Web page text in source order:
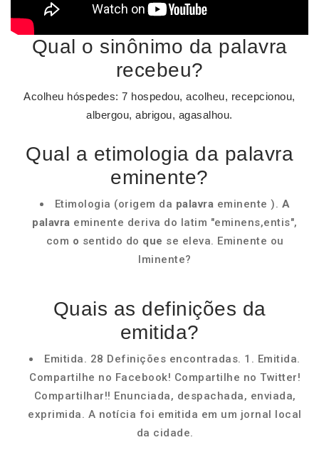
Qual o sinônimo da palavra
recebeu?
Acolheu hóspedes: 7 hospedou, acolheu, recepcionou,
albergou, abrigou, agasalhou.
Qual a etimologia da palavra
eminente?
Etimologia (origem da palavra eminente ). A
palavra eminente deriva do latim "eminens,entis",
com o sentido do que se eleva. Eminente ou
Iminente?
Quais as definições da
emitida?
Emitida. 28 Definições encontradas. 1. Emitida.
Compartilhe no Facebook! Compartilhe no Twitter!
Compartilhar!! Enunciada, despachada, enviada,
exprimida. A notícia foi emitida em um jornal local
da cidade.